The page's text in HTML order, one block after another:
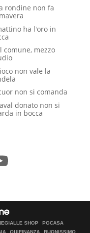
rondine non fa
ha l'oro in
comune, mezzo
non vale la
non si comanda
donato non si
in bocca
SHOP
PGCASA